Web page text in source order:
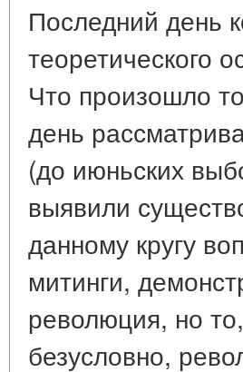
Последний день
теоретического
Что произошло
день
(до июньских
выявили
данному кругу
митинги,
революция, но
безусловно,